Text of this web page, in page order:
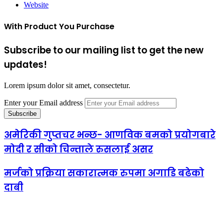
Website
With Product You Purchase
Subscribe to our mailing list to get the new
updates!
Lorem ipsum dolor sit amet, consectetur.
Enter your Email address
अमेरिकी गुप्तचर भन्छ- आणविक बमको प्रयोगबारे
मोदी र सीको चिन्ताले रुसलाई असर
मर्जको प्रक्रिया सकारात्मक रुपमा अगाडि बढेको
दाबी